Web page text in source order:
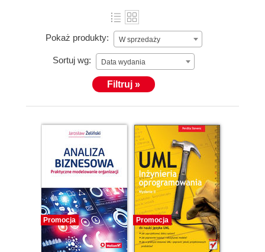
Pokaż produkty: W sprzedaży
Sortuj wg: Data wydania
Filtruj »
Promocja Promocja